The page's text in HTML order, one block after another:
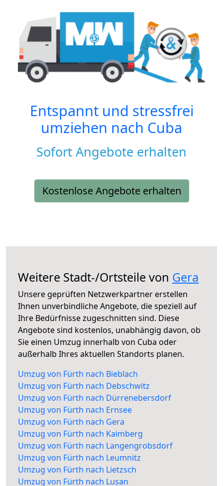
Entspannt und stressfrei
umziehen nach Cuba
Sofort Angebote erhalten
Kostenlose Angebote erhalten
Weitere Stadt-/Ortsteile von Gera
Unsere geprüften Netzwerkpartner erstellen
Ihnen unverbindliche Angebote, die speziell auf
Ihre Bedürfnisse zugeschnitten sind. Diese
Angebote sind kostenlos, unabhängig davon, ob
Sie einen Umzug innerhalb von Cuba oder
außerhalb Ihres aktuellen Standorts planen.
Umzug von Fürth nach Bieblach
Umzug von Fürth nach Debschwitz
Umzug von Fürth nach Dürrenebersdorf
Umzug von Fürth nach Ernsee
Umzug von Fürth nach Gera
Umzug von Fürth nach Kaimberg
Umzug von Fürth nach Langengrobsdorf
Umzug von Fürth nach Leumnitz
Umzug von Fürth nach Lietzsch
Umzug von Fürth nach Lusan